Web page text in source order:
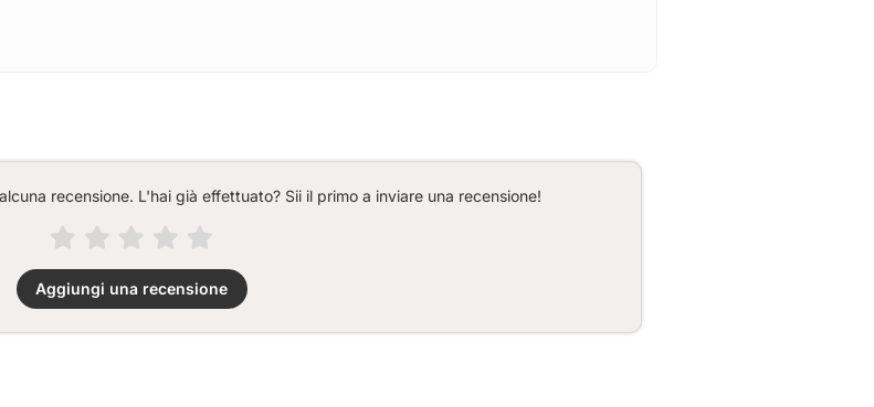
recensione. L'hai già effettuato? Sii il primo a inviare una recensione!
Aggiungi una recensione